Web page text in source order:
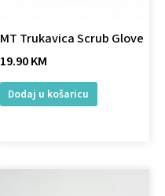
MT Trukavica Scrub Glove
19.90KM
Dodaj u košaricu